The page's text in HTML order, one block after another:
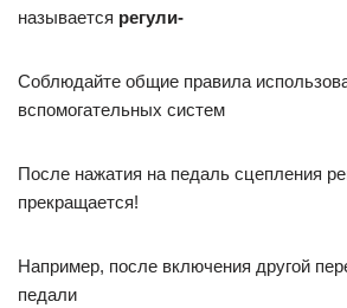
называется регули-
Соблюдайте общие правила
вспомогательных систем
После нажатия на педаль сцепления
прекращается!
Например, после включения другой
педали